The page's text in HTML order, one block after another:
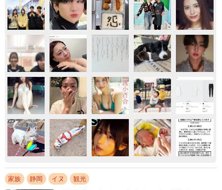
家族 静岡 イヌ 観光